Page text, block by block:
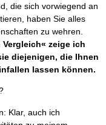
die sich vorwiegend an
haben Sie alles
zu wehren.
zeige ich
diejenigen, die Ihnen
lassen können.
Klar, auch ich